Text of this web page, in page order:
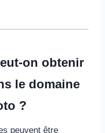
on obtenir
le domaine
?
peuvent être